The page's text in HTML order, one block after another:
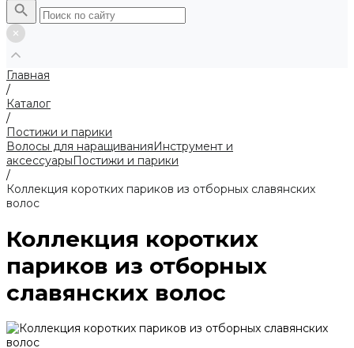
Главная
/
Каталог
/
Постижи и парики
Волосы для наращиванияИнструмент и
аксессуарыПостижи и парики
/
Коллекция коротких париков из отборных славянских
волос
Коллекция коротких
париков из отборных
славянских волос